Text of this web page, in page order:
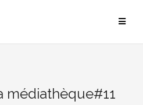
médiathèque#11